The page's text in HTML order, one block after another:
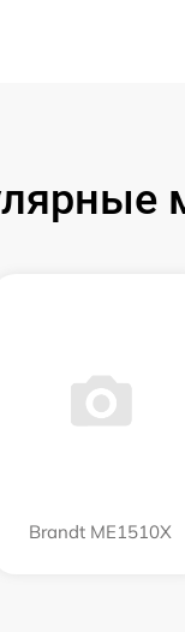
Brandt ME1510X